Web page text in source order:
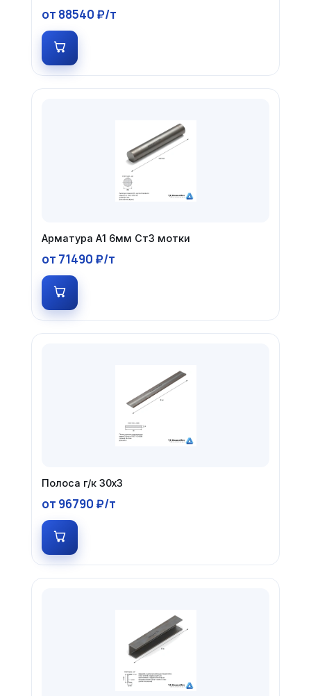
от 88540 ₽/т
Арматура А1 6мм Ст3 мотки
от 71490 ₽/т
Полоса г/к 30х3
от 96790 ₽/т